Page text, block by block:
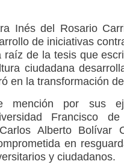
Inés del Rosario
de iniciativas
raíz de la tesis que
ciudadana
en la transformación
mención por sus
Francisco
Alberto Bolívar
en
y ciudadanos.